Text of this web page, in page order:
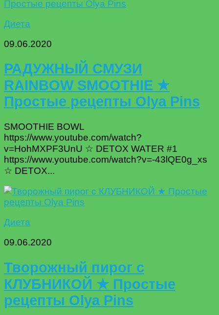
Диета
09.06.2020
РАДУЖНЫЙ СМУЗИ
RAINBOW SMOOTHIE ★
Простые рецепты Olya Pins
SMOOTHIE BOWL
https://www.youtube.com/watch?
v=HohMXPF3UnU ☆ DETOX WATER #1
https://www.youtube.com/watch?v=-43lQE0g_xs
☆ DETOX...
Диета
09.06.2020
Творожный пирог с
КЛУБНИКОЙ ★ Простые
рецепты Olya Pins